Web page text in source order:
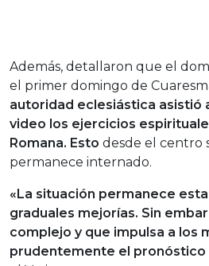
Además, detallaron que el
el primer domingo de
autoridad eclesiástica asistió
video los ejercicios
Romana. Esto desde el centro
permanece internado.
«La situación permanece
graduales mejorías. Sin
complejo y que impulsa a los
prudentemente el pronóstico